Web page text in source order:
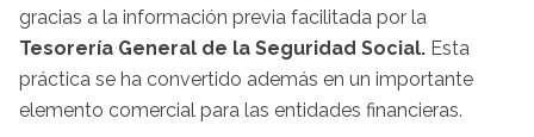
gracias a la información previa facilitada por la
Tesorería General de la Seguridad Social. Esta
práctica se ha convertido además en un importante
elemento comercial para las entidades financieras.